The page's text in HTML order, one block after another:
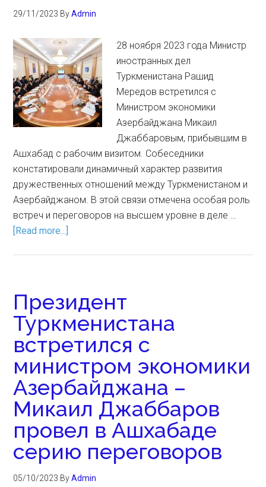
29/11/2023 ByAdmin
28 ноября 2023 года Министр
иностранных дел
Туркменистана Рашид
Мередов встретился с
Министром экономики
Азербайджана Микаил
Джаббаровым, прибывшим в
Ашхабад с рабочим визитом. Собеседники
констатировали динамичный характер развития
дружественных отношений между Туркменистаном и
Азербайджаном. В этой связи отмечена особая роль
встреч и переговоров на высшем уровне в деле …
[Read more...]
Президент
Туркменистана
встретился с
министром экономики
Азербайджана –
Микаил Джаббаров
провел в Ашхабаде
серию переговоров
05/10/2023 ByAdmin